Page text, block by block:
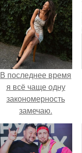
В последнее время
я всё чаще одну
закономерность
замечаю.